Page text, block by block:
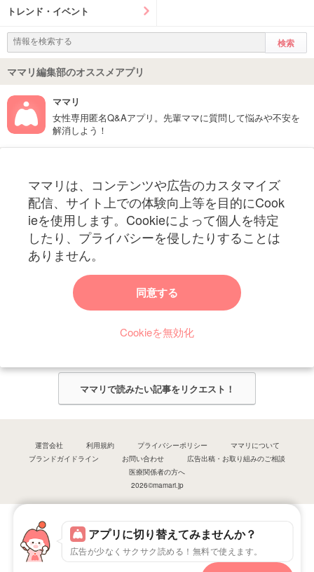
アプリに切り替えてみませんか？
広告が少なくサクサク読める！無料で使えます。
トレンド・イベント
ママリ編集部のオススメアプリ
ママリ
女性専用匿名Q&Aアプリ。先輩ママに質問して悩みや不安を
解消しよう！
ママリは、コンテンツや広告のカスタマイズ
配信、サイト上での体験向上等を目的にCook
ieを使用します。Cookieによって個人を特定
したり、プライバシーを侵したりすることは
ありません。
同意する
Cookieを無効化
妊娠〜子育て中のお役立ち情報を配信中
ママリからのお知らせ
ママリ編集部がみなさんのご意見をもとに記事を作成させていただきま
ママリで読みたい記事をリクエスト！
運営会社 利用規約 プライバシーポリシー
ママリについて
ブランドガイドライン
お問い合わせ
広告出稿・お取り組みのご相談
医療関係者の方へ
2026©mamari.jp